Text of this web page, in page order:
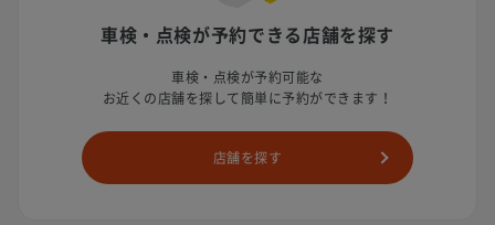
車検・点検が予約できる店舗を探す
車検・点検が予約可能な
お近くの店舗を探して簡単に予約ができます！
店舗を探す